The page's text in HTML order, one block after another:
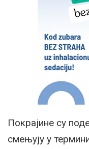
Покрајине су
смењују у